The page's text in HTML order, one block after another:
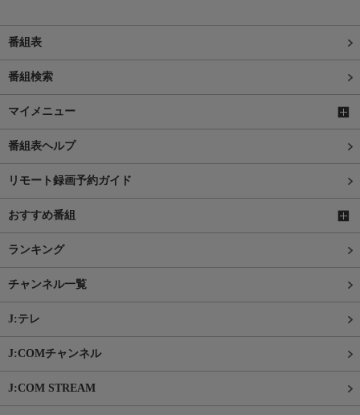
番組表
番組検索
マイメニュー
番組表ヘルプ
リモート録画予約ガイド
おすすめ番組
ランキング
チャンネル一覧
J:テレ
J:COMチャンネル
J:COM STREAM